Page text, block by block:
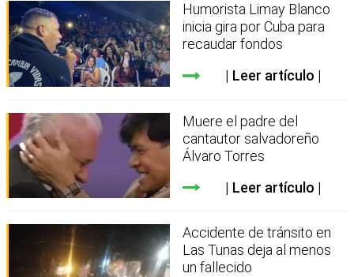
Humorista Limay Blanco
inicia gira por Cuba para
recaudar fondos
Leer artículo
Muere el padre del
cantautor salvadoreño
Álvaro Torres
Leer artículo
Accidente de tránsito en
Las Tunas deja al menos
un fallecido